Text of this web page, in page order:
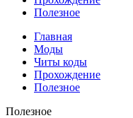
Полезное
Главная
Моды
Читы коды
Прохождение
Полезное
Полезное